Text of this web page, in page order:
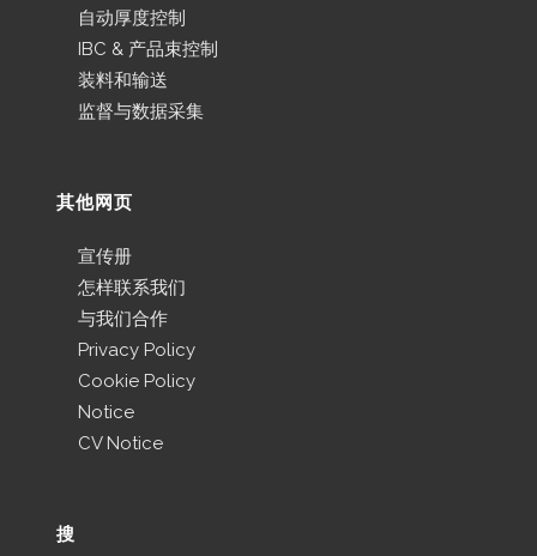
自动厚度控制
IBC & 产品束控制
装料和输送
监督与数据采集
其他网页
宣传册
怎样联系我们
与我们合作
Privacy Policy
Cookie Policy
Notice
CV Notice
搜